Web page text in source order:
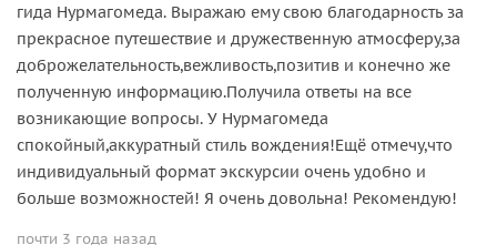
гида Нурмагомеда. Выражаю ему свою благодарность за
прекрасное путешествие и дружественную атмосферу,за
доброжелательность,вежливость,позитив и конечно же
полученную информацию.Получила ответы на все
возникающие вопросы. У Нурмагомеда
спокойный,аккуратный стиль вождения!Ещё отмечу,что
индивидуальный формат экскурсии очень удобно и
больше возможностей! Я очень довольна! Рекомендую!
почти 3 года назад